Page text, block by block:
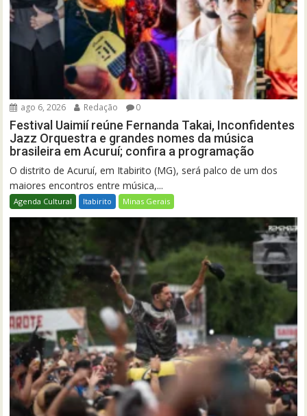
ago 6, 2026 Redação 0
Festival Uaimií reúne Fernanda Takai, Inconfidentes
Jazz Orquestra e grandes nomes da música
brasileira em Acuruí; confira a programação
O distrito de Acuruí, em Itabirito (MG), será palco de um dos
maiores encontros entre música,...
Agenda Cultural Itabirito Minas Gerais